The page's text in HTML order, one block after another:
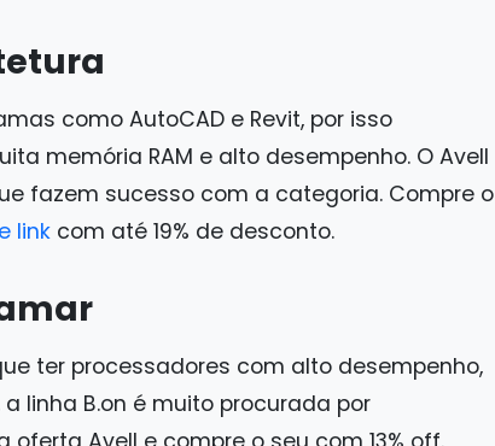
como AutoCAD e Revit, por isso
memória RAM e alto desempenho. O Avell
fazem sucesso com a categoria. Compre o
link com até 19% de desconto.
ter processadores com alto desempenho,
linha B.on é muito procurada por